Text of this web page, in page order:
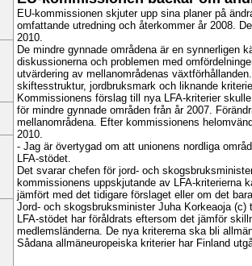
EU-kommissionen skjuter upp sina planer på
omfattande utredning och återkommer år 2008.
2010.
De mindre gynnade områdena är en synnerligen
diskussionerna och problemen med
utvärdering av mellanområdenas
skiftesstruktur, jordbruksmark och liknande
Kommissionens förslag till nya LFA-kriterier
för mindre gynnade områden från år 2007.
mellanområdena. Efter kommissionens
2010.
- Jag är övertygad om att unionens nordliga
LFA-stödet.
Det svarar chefen för jord- och
kommissionens uppskjutande av LFA-kriterierna
jämfört med det tidigare förslaget eller om det
Jord- och skogsbruksminister Juha Korkeaoja
LFA-stödet har föråldrats eftersom det jämför
medlemsländerna. De nya kritererna ska bli
Sådana allmäneuropeiska kriterier har Finland